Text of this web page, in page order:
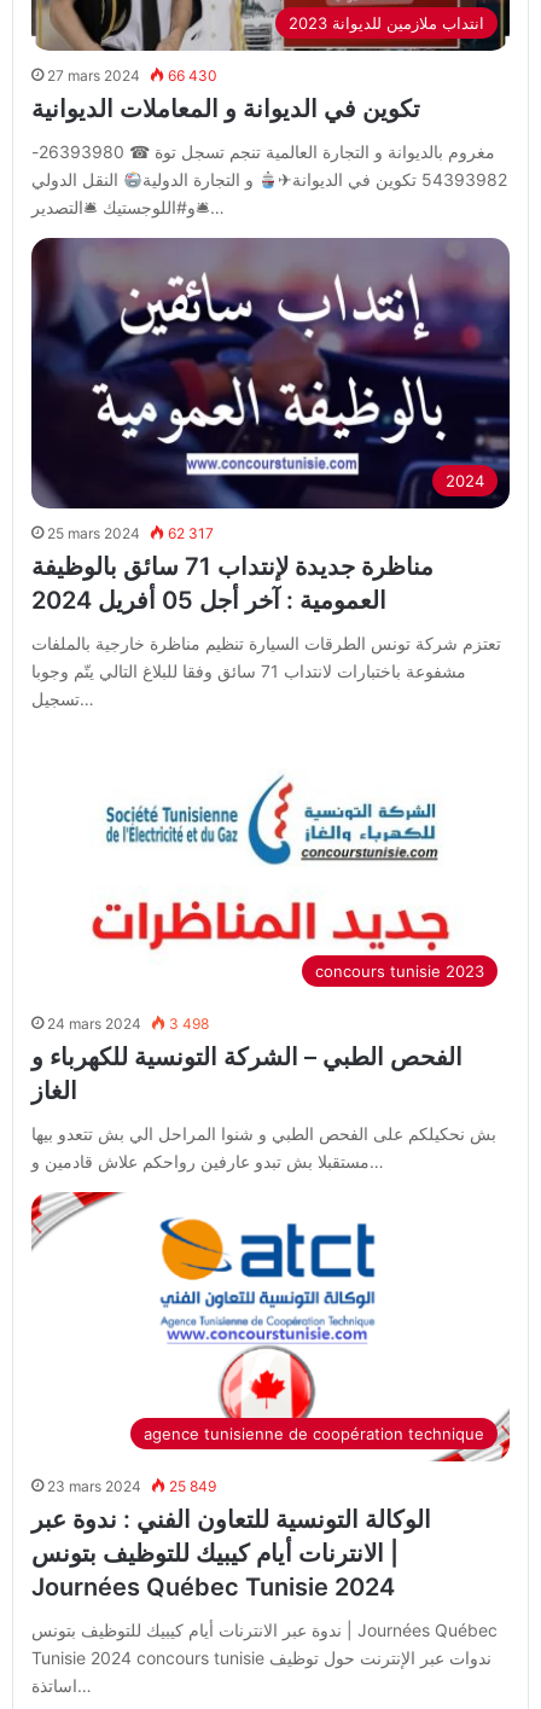
2023 انتداب ملازمين للديوانة
27 mars 2024 66 430
تكوين في الديوانة و المعاملات الديوانية
مغروم بالديوانة و التجارة العالمية تنجم تسجل توة ☎ 26393980-
54393982 تكوين في الديوانة✈
و التجارة الدولية
النقل الدولي
🛎و#اللوجستيك 🛎التصدير…
2024
25 mars 2024 62 317
مناظرة جديدة لإنتداب 71 سائق بالوظيفة
العمومية : آخر أجل 05 أفريل 2024
تعتزم شركة تونس الطرقات السيارة تنظيم مناظرة خارجية بالملفات
مشفوعة باختبارات لانتداب 71 سائق وفقا للبلاغ التالي يتّم وجوبا
تسجيل…
concours tunisie 2023
24 mars 2024 3 498
الفحص الطبي – الشركة التونسية للكهرباء و
الغاز
بش نحكيلكم على الفحص الطبي و شنوا المراحل الي بش تتعدو بيها
مستقبلا بش تبدو عارفين رواحكم علاش قادمين و…
agence tunisienne de coopération technique
23 mars 2024 25 849
الوكالة التونسية للتعاون الفني : ندوة عبر
الانترنات أيام كيبيك للتوظيف بتونس |
Journées Québec Tunisie 2024
ندوة عبر الانترنات أيام كيبيك للتوظيف بتونس | Journées Québec
Tunisie 2024 concours tunisie ندوات عبر الإنترنت حول توظيف
اساتذة…